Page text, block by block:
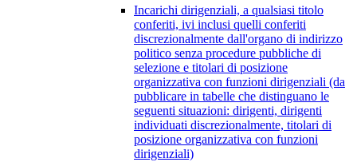
Incarichi dirigenziali, a qualsiasi titolo
conferiti, ivi inclusi quelli conferiti
discrezionalmente dall'organo di indirizzo
politico senza procedure pubbliche di
selezione e titolari di posizione
organizzativa con funzioni dirigenziali (da
pubblicare in tabelle che distinguano le
seguenti situazioni: dirigenti, dirigenti
individuati discrezionalmente, titolari di
posizione organizzativa con funzioni
dirigenziali)